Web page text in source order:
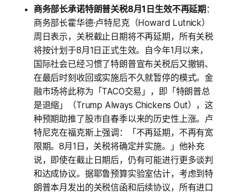
商务部长承诺特朗普关税8月1日生效不再延期 ：
商务部长霍华德·卢特尼克（Howard Lutnick）
周日表示，关税截止日期将不再延期，所有关税
将按计划于8月1日正式生效。自今年1月以来，
国际社会已经习惯了特朗普宣布关税后又撤销、
在最后时刻收回或实施后不久就暂停的模式。金
融市场将此称为「TACO交易」，即「特朗普总
是退缩」（Trump Always Chickens Out），这
种预期助推了股市自春季以来的历史性上涨。卢
特尼克在福克斯上强调：「不再延期，不再有宽
限期。8月1日，关税将确定并实施。」他补充
说，即使在截止日期后，仍有可能进行更多谈判
和达成协议。据耶鲁预算实验室估计，考虑到特
朗普本月发出的关税信函和后续协议，所有进口